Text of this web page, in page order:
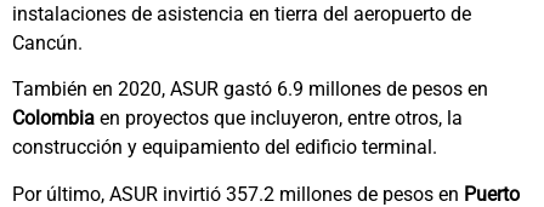
instalaciones de asistencia en tierra del aeropuerto de
Cancún.
También en 2020, ASUR gastó 6.9 millones de pesos en
Colombia en proyectos que incluyeron, entre otros, la
construcción y equipamiento del edificio terminal.
Por último, ASUR invirtió 357.2 millones de pesos en Puerto